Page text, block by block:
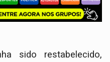
sido restabelecido,